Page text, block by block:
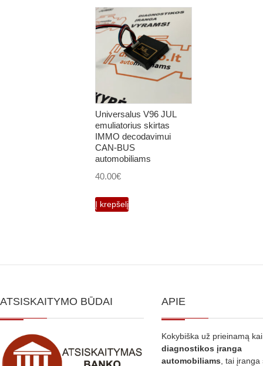
Universalus V96 JUL
emuliatorius skirtas
IMMO decodavimui
CAN-BUS
automobiliams
40.00€
Į krepšelį
ATSISKAITYMO BŪDAI APIE
Kokybiška už prieinamą
diagnostikos įranga
automobiliams , tai